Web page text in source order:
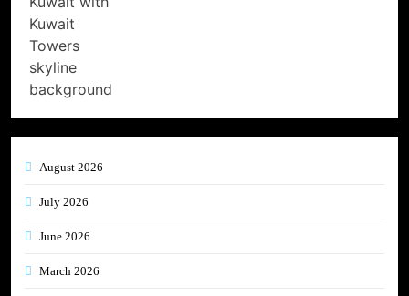
August 2026
July 2026
June 2026
March 2026